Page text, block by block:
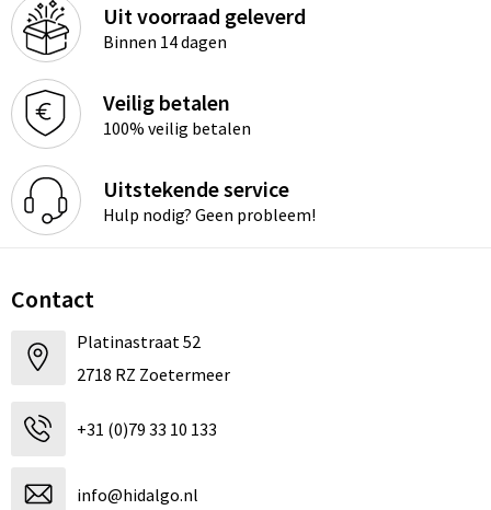
Uit voorraad geleverd
Binnen 14 dagen
Veilig betalen
100% veilig betalen
Uitstekende service
Hulp nodig? Geen probleem!
Contact
Platinastraat 52
2718 RZ Zoetermeer
+31 (0)79 33 10 133
info@hidalgo.nl